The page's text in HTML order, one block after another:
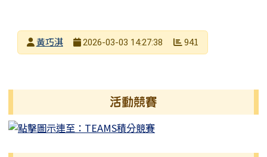
發布者
黃巧淇
2026-03-03 14:27:38 941
活動競賽